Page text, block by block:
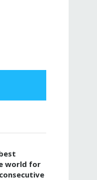
world for